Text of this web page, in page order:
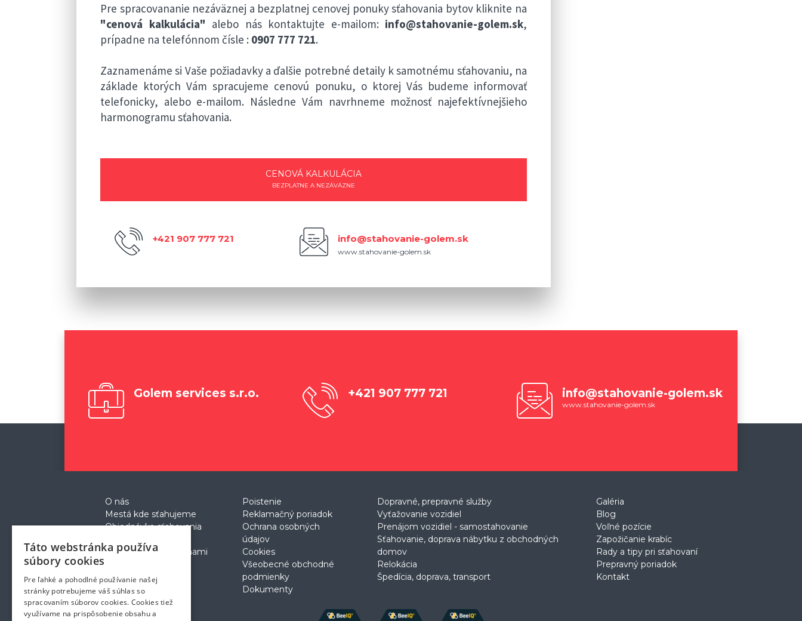
Pre spracovananie nezáväznej a bezplatnej cenovej ponuky sťahovania bytov kliknite na
"cenová kalkulácia" alebo nás kontaktujte e-mailom: info@stahovanie-golem.sk,
prípadne na telefónnom čísle : 0907 777 721.
Zaznamenáme si Vaše požiadavky a ďalšie potrebné detaily k samotnému sťahovaniu, na
základe ktorých Vám spracujeme cenovú ponuku, o ktorej Vás budeme informovať
telefonicky, alebo e-mailom. Následne Vám navrhneme možnosť najefektívnejšieho
harmonogramu sťahovania.
CENOVÁ KALKULÁCIA
BEZPLATNE A NEZÁVÄZNE
+421 907 777 721 info@stahovanie-golem.sk
www.stahovanie-golem.sk
Golem services s.r.o. +421 907 777 721 info@stahovanie-golem.sk
www.stahovanie-golem.sk
O nás
Mestá kde sťahujeme
Objednávka sťahovania
Prečo sťahovanie s nami
Poistenie
Reklamačný poriadok
Ochrana osobných
údajov
Cookies
Všeobecné obchodné
podmienky
Dokumenty
Dopravné, prepravné služby
Vyťažovanie vozidiel
Prenájom vozidiel - samostahovanie
Sťahovanie, doprava nábytku z obchodných
domov
Relokácia
Špedícia, doprava, transport
Galéria
Blog
Voľné pozície
Zapožičanie krabíc
Rady a tipy pri sťahovaní
Prepravný poriadok
Kontakt
Táto webstránka používa
súbory cookies
Pre ľahké a pohodlné používanie našej
stránky potrebujeme váš súhlas so
spracovaním súborov cookies. Cookies tiež
využívame na prispôsobenie obsahu a